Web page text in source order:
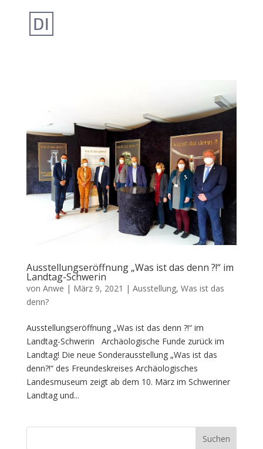
Ausstellungseröffnung „Was ist das denn ?!“ im
Landtag-Schwerin
von Anwe | März 9, 2021 | Ausstellung, Was ist das
denn?
Ausstellungseröffnung „Was ist das denn ?!“ im
Landtag-Schwerin Archäologische Funde zurück im
Landtag! Die neue Sonderausstellung „Was ist das
denn?!“ des Freundeskreises Archäologisches
Landesmuseum zeigt ab dem 10. März im Schweriner
Landtag und...